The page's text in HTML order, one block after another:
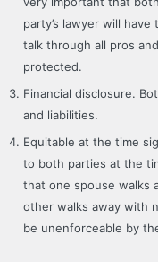
party’s lawyer will
talk through all pros
protected.
Financial disclosure.
and liabilities.
Equitable at the time
to both parties at the
that one spouse walks
other walks away with
be unenforceable by